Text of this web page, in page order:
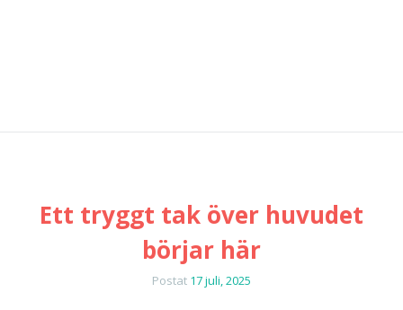
Ett tryggt tak över huvudet
börjar här
Postat 17 juli, 2025